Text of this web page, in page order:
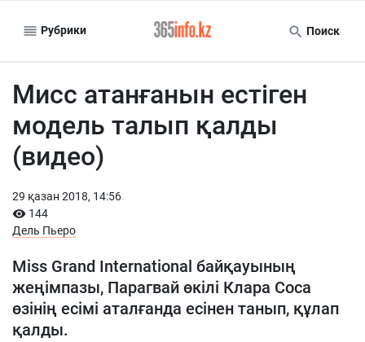
Рубрики Поиск
Мисс атанғанын естіген
модель талып қалды
(видео)
29 қазан 2018, 14:56
144
Дель Пьеро
Miss Grand International байқауының
жеңімпазы, Парагвай өкілі Клара Соса
өзінің есімі аталғанда есінен танып, құлап
қалды.